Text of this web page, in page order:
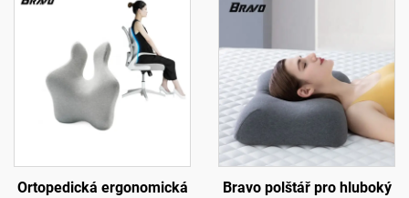
Ortopedická ergonomická
Bravo polštář pro hluboký